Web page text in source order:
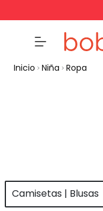
Inicio Niña Ropa
Camisetas | Blusas